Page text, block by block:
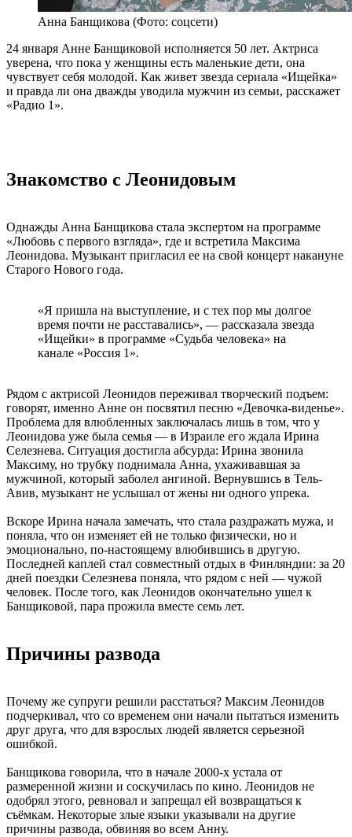
Анна Банщикова (Фото: соцсети)
24 января Анне Банщиковой исполняется 50 лет. Актриса
уверена, что пока у женщины есть маленькие дети, она
чувствует себя молодой. Как живет звезда сериала «Ищейка»
и правда ли она дважды уводила мужчин из семьи, расскажет
«Радио 1».
Знакомство с Леонидовым
Однажды Анна Банщикова стала экспертом на программе
«Любовь с первого взгляда», где и встретила Максима
Леонидова. Музыкант пригласил ее на свой концерт накануне
Старого Нового года.
«Я пришла на выступление, и с тех пор мы долгое
время почти не расставались», — рассказала звезда
«Ищейки» в программе «Судьба человека» на
канале «Россия 1».
Рядом с актрисой Леонидов переживал творческий подъем:
говорят, именно Анне он посвятил песню «Девочка-виденье».
Проблема для влюбленных заключалась лишь в том, что у
Леонидова уже была семья — в Израиле его ждала Ирина
Селезнева. Ситуация достигла абсурда: Ирина звонила
Максиму, но трубку поднимала Анна, ухаживавшая за
мужчиной, который заболел ангиной. Вернувшись в Тель-
Авив, музыкант не услышал от жены ни одного упрека.
Вскоре Ирина начала замечать, что стала раздражать мужа, и
поняла, что он изменяет ей не только физически, но и
эмоционально, по-настоящему влюбившись в другую.
Последней каплей стал совместный отдых в Финляндии: за 20
дней поездки Селезнева поняла, что рядом с ней — чужой
человек. После того, как Леонидов окончательно ушел к
Банщиковой, пара прожила вместе семь лет.
Причины развода
Почему же супруги решили расстаться? Максим Леонидов
подчеркивал, что со временем они начали пытаться изменить
друг друга, что для взрослых людей является серьезной
ошибкой.
Банщикова говорила, что в начале 2000-х устала от
размеренной жизни и соскучилась по кино. Леонидов не
одобрял этого, ревновал и запрещал ей возвращаться к
съёмкам. Некоторые злые языки указывали на другие
причины развода, обвиняя во всем Анну.